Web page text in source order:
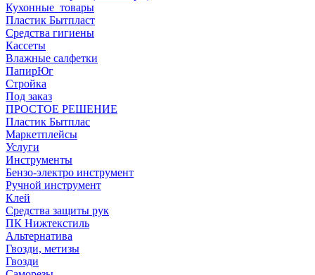
Кухонные_товары
Пластик Бытпласт
Средства гигиены
Кассеты
Влажные салфетки
ПапирЮг
Стройка
Под заказ
ПРОСТОЕ РЕШЕНИЕ
Пластик Бытплас
Маркетплейсы
Услуги
Инструменты
Бензо-электро инструмент
Ручной инструмент
Клей
Средства защиты рук
ПК Нижтекстиль
Альтернатива
Гвозди, метизы
Гвозди